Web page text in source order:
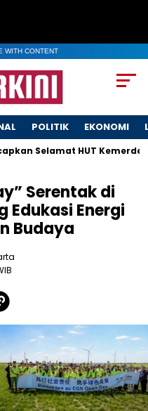
WITH CONTENT
POLITIK EKONOMI
Selamat HUT Kemerdekaan
Serentak di
Edukasi Energi
Budaya